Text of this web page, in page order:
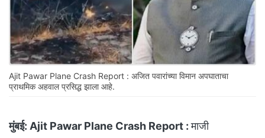
Ajit Pawar Plane Crash Report : अजित पवारांच्या विमान अपघाताचा
प्राथमिक अहवाल प्रसिद्ध झाला आहे.
मुंबई: Ajit Pawar Plane Crash Report :माजी